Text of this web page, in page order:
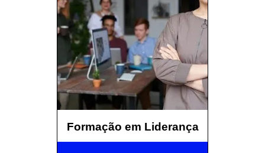
Formação em Liderança